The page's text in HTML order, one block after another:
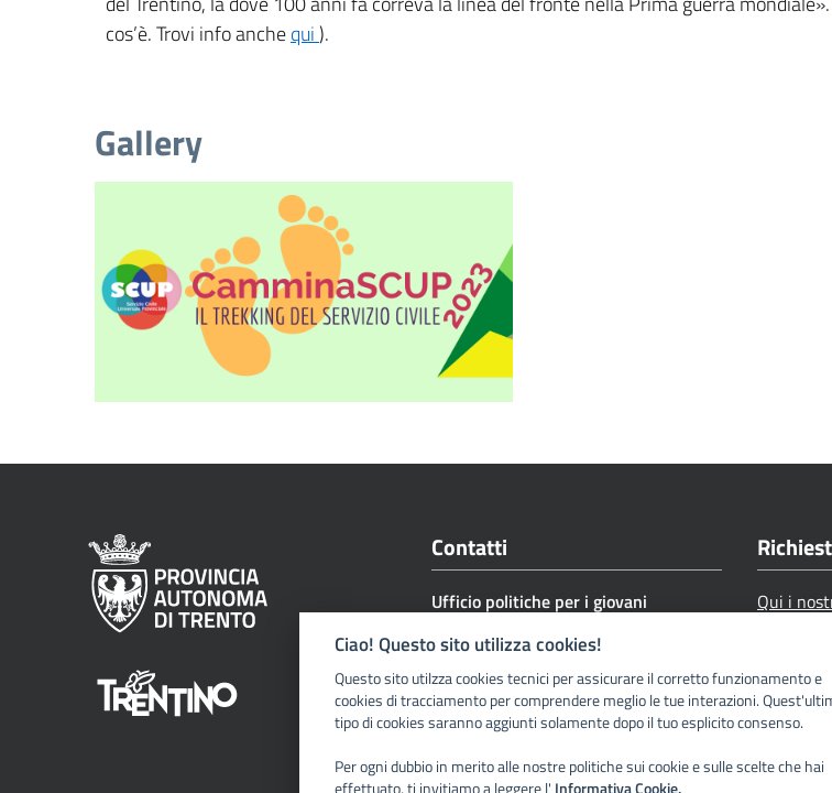
cos’è. Trovi info anchequi ).
Gallery
Contatti
Ufficio politiche per i giovani
Tel. +39 0461 493100
uff.serviziocivile@provincia.tn.it
serviziocivile@pec.provincia.tn.it
Qui i
Ciao! Questo sito utilizza cookies!
Questo sito utilzza cookies tecnici per assicurare il corretto funzionamento e
cookies di tracciamento per comprendere meglio le tue interazioni.
tipo di cookies saranno aggiunti solamente dopo il tuo esplicito consenso.
Per ogni dubbio in merito alle nostre politiche sui cookie e sulle scelte che hai